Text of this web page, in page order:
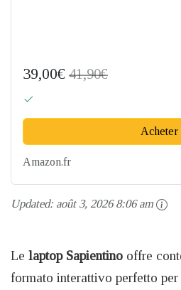
39,00€ 41,90€
Acheter
Amazon.fr
Updated: août 3, 2026 8:06 am
Le laptop Sapientino offre
formato interattivo perfetto